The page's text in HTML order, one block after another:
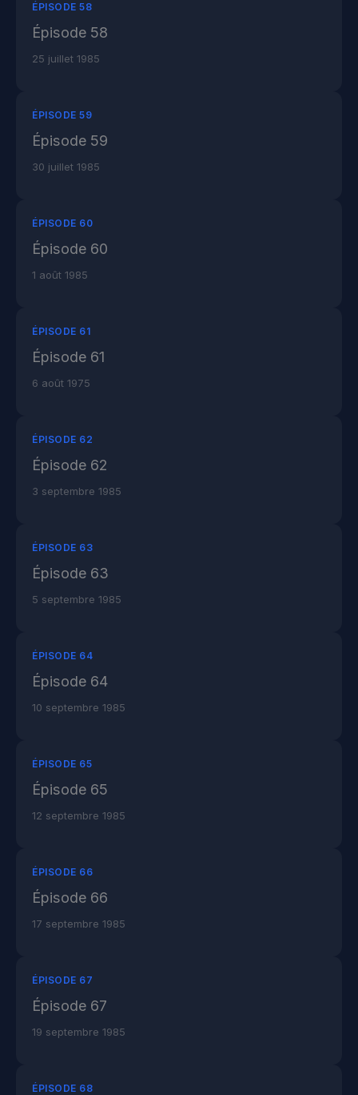
ÉPISODE 58
Épisode 58
25 juillet 1985
ÉPISODE 59
Épisode 59
30 juillet 1985
ÉPISODE 60
Épisode 60
1 août 1985
ÉPISODE 61
Épisode 61
6 août 1975
ÉPISODE 62
Épisode 62
3 septembre 1985
ÉPISODE 63
Épisode 63
5 septembre 1985
ÉPISODE 64
Épisode 64
10 septembre 1985
ÉPISODE 65
Épisode 65
12 septembre 1985
ÉPISODE 66
Épisode 66
17 septembre 1985
ÉPISODE 67
Épisode 67
19 septembre 1985
ÉPISODE 68